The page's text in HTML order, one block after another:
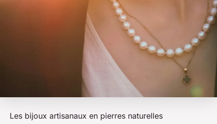
Les bijoux artisanaux en pierres naturelles